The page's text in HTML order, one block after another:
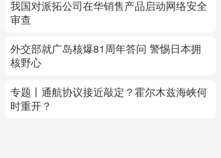
我国对派拓公司在华销售产品启动网络安全
审查
外交部就广岛核爆81周年答问 警惕日本拥
核野心
专题丨 通航协议接近敲定？霍尔木兹海峡何
时重开？